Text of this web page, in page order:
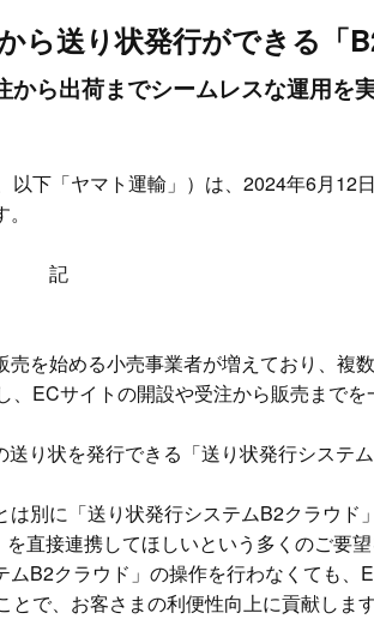
ら送り状発行ができる「
ら出荷までシームレスな運用を
下「ヤマト運輸」）は、2024年6月12
記
を始める小売事業者が増えており、複
ECサイトの開設や受注から販売まで
り状を発行できる「送り状発行システ
別に「送り状発行システムB2クラウド
直接連携してほしいという多くのご要望
B2クラウド」の操作を行わなくても
で、お客さまの利便性向上に貢献します